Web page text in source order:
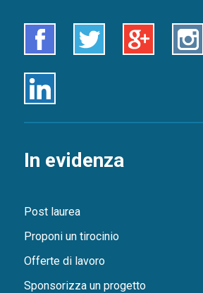
Facebook Twitter Google+
Linkedin
In evidenza
Post laurea
Proponi un tirocinio
Offerte di lavoro
Sponsorizza un progetto